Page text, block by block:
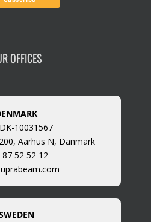
OFFICES
10031567
Aarhus N, Danmark
87 52 52 12